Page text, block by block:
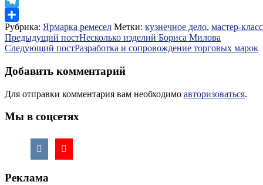
Telegram
Отправить
Рубрика: Ярмарка ремесел Метки: кузнечное дело, мастер-класс
Навигация
по
записям
Предыдущий постНесколько изделий Бориса Милова
Следующий постРазработка и сопровождение торговых марок
Добавить комментарий
Для отправки комментария вам необходимо авторизоваться.
Мы в соцсетях
Реклама